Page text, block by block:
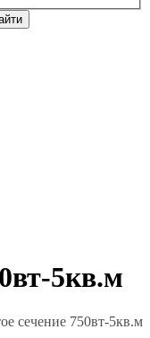
5кв.м